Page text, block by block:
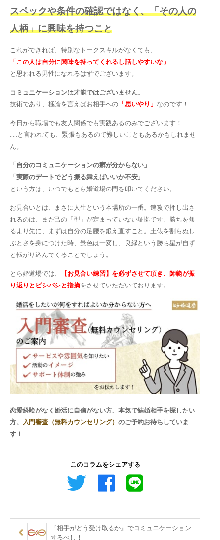
スペックや条件の確認ではなく、「その人の
人柄」に興味を持つこと
これができれば、特別なトークスキルがなくても、
「この人は自分に興味を持ってくれるし話しやすいな」
と思われる男性になれるはずでございます。
コミュニケーションは才能ではございません。
技術であり、極論を言えばお相手への 「思いやり」 なのです！
今日から職場でも友人関係でも実践あるのみでございます！
…..と言われても、緊張もあるので難しいこともあるかもしれませ
ん。
「自分のコミュニケーションの癖が分からない」
「実際のデートでどう振る舞えばいいか不安」
という方は、いつでもとら婚道場の門を叩いてください。
お見合いとは、まさに人生という本場所の一番。速攻で押し出さ
れるのは、まだ己の「型」が定まっていない証拠です。勝ちを焦
るより先に、まずは自分の足腰を鍛え直すこと。土俵を割らぬし
ぶとさを身につけた時、景色は一変し、良縁という勝ち星が自ず
と転がり込んでくることでしょう。
とら婚道場では、
【お見合い練習】を必ずさせて頂き、師範が振
り返りとビシバシと指摘をさせていただいております。
恋愛経験がなく婚活に自信がない方、本気で結婚相手を探したい
方、
入門審査（無料カウンセリング） のご予約お待ちしていま
す！
このコラムをシェアする
『相手がどう受け取るか』でコミュニケーション
するべし！